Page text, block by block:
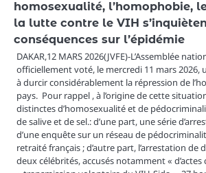
homosexualité, l’homophobie,
la lutte contre le VIH
conséquences sur l’épidémie
DAKAR,12 MARS 2026(JVFE)-L’Assemblée
officiellement voté, le mercredi 11 mars 2026,
à durcir considérablement la répression de
pays. Pour rappel , à l’origine de cette
distinctes d’homosexualité et de
de salive et de sel.: d’une part, une série
d’une enquête sur un réseau de
retraité français ; d’autre part, l’arrestation de
deux célébrités, accusés notamment «